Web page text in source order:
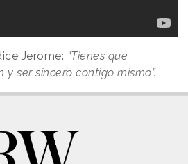
Jerome: “Tienes que
ser sincero contigo mismo”.